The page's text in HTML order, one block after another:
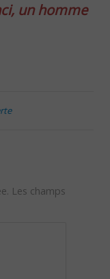
un homme
Les champs